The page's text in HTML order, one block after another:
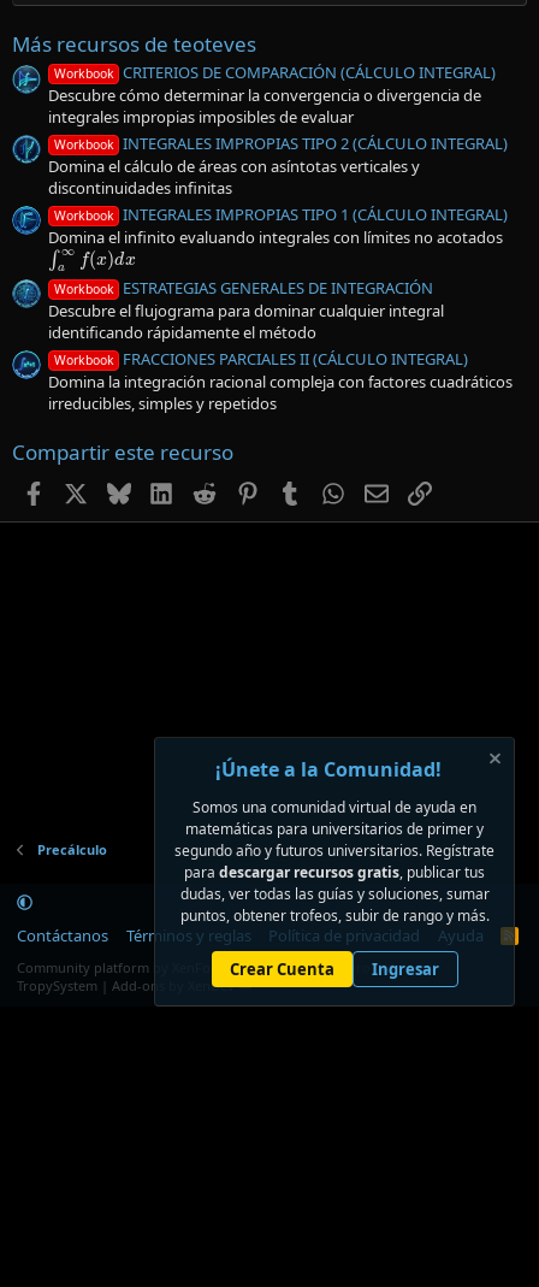
l
l
a
(
s
)
Más recursos de teoteves
Workbook CRITERIOS DE COMPARACIÓN (CÁLCULO INTEGRAL)
Descubre cómo determinar la convergencia o divergencia de
integrales impropias imposibles de evaluar
Workbook INTEGRALES IMPROPIAS TIPO 2 (CÁLCULO INTEGRAL)
Domina el cálculo de áreas con asíntotas verticales y
discontinuidades infinitas
Workbook INTEGRALES IMPROPIAS TIPO 1 (CÁLCULO INTEGRAL)
Domina el infinito evaluando integrales con límites no acotados
∫a∞f(x)dx
Workbook ESTRATEGIAS GENERALES DE INTEGRACIÓN
Descubre el flujograma para dominar cualquier integral
identificando rápidamente el método
Workbook FRACCIONES PARCIALES II (CÁLCULO INTEGRAL)
Domina la integración racional compleja con factores cuadráticos
irreducibles, simples y repetidos
Compartir este recurso
Facebook BlueskyLinkedInReddit PinterestTumblr WhatsApp
EmailEnlace
Precálculo
Contáctanos Términos y reglas Política de privacidad Ayuda
R
Community platform by XenForo ® © 2010-2026 XenForo Ltd.
TropySystem | Add-ons by XenDev ☁️
¡Únete a la Comunidad!
Somos una comunidad virtual de ayuda en
matemáticas para universitarios de primer y
segundo año y futuros universitarios. Regístrate
para descargar recursos gratis, publicar tus
dudas, ver todas las guías y soluciones, sumar
puntos, obtener trofeos, subir de rango y más.
Crear Cuenta Ingresar